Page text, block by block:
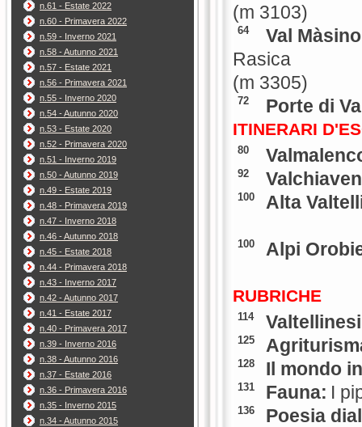
n.61 - Estate 2022
n.60 - Primavera 2022
n.59 - Inverno 2021
n.58 - Autunno 2021
n.57 - Estate 2021
n.56 - Primavera 2021
n.55 - Inverno 2020
n.54 - Autunno 2020
n.53 - Estate 2020
n.52 - Primavera 2020
n.51 - Inverno 2019
n.50 - Autunno 2019
n.49 - Estate 2019
n.48 - Primavera 2019
n.47 - Inverno 2018
n.46 - Autunno 2018
n.45 - Estate 2018
n.44 - Primavera 2018
n.43 - Inverno 2017
n.42 - Autunno 2017
n.41 - Estate 2017
n.40 - Primavera 2017
n.39 - Inverno 2016
n.38 - Autunno 2016
n.37 - Estate 2016
n.36 - Primavera 2016
n.35 - Inverno 2015
n.34 - Autunno 2015
(m 3103)
64
Val
Rasica
(m 3305)
72 Porte di
ITINERARI
80
92
100 Alta
100 Alpi
RUBRICHE
114
125
128 Il mondo
131 Fauna: I
136 Poesia